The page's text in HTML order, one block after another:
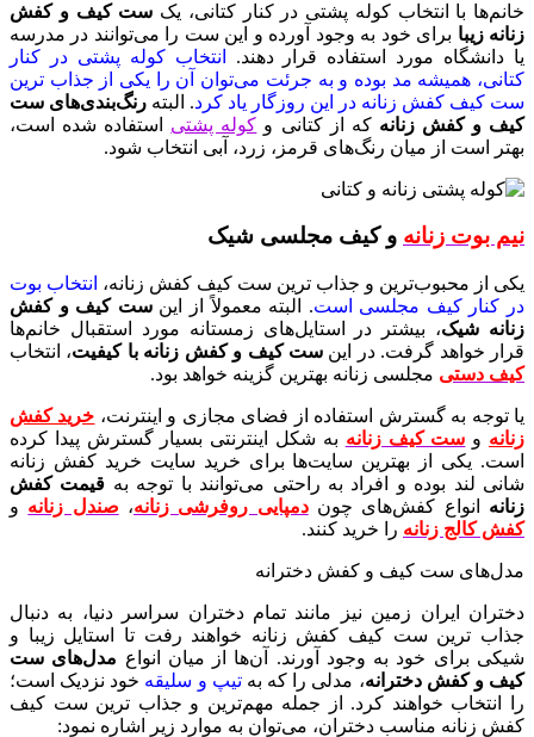
خانم‌ها با انتخاب کوله پشتی در کنار کتانی، یک ست کیف و کفش
زنانه زیبابرای خود به وجود آورده و این ست را می‌توانند در مدرسه
یا دانشگاه مورد استفاده قرار دهند.
انتخاب کوله پشتی در کنار
کتانی، همیشه مد بوده و به جرئت می‌توان آن را یکی از جذاب‌ ترین
ست کیف کفش زنانه در این روزگار یاد کرد. البته رنگ‌بندی‌های ست
کیف و کفش زنانهکه از کتانی و کوله پشتیاستفاده شده است،
بهتر است از میان رنگ‌های قرمز، زرد، آبی انتخاب شود.
نیم بوت زنانهو کیف مجلسی شیک
یکی از محبوب‌ترین و جذاب‌ ترین ست کیف کفش زنانه، انتخاب بوت
در کنار کیف مجلسی است. البته معمولاً از این ست کیف و کفش
زنانه شیک، بیشتر در استایل‌های زمستانه مورد استقبال خانم‌ها
قرار خواهد گرفت. در این ست کیف و کفش زنانه با کیفیت، انتخاب
کیف دستیمجلسی زنانه بهترین گزینه خواهد بود.
یا توجه به گسترش استفاده از فضای مجازی و اینترنت، خرید کفش
زنانهو ست کیف زنانهبه شکل اینترنتی بسیار گسترش پیدا کرده
است. یکی از بهترین سایت‌ها برای خرید سایت خرید کفش زنانه
شانی لند بوده و افراد به راحتی می‌توانند با توجه به قیمت کفش
زنانهانواع کفش‌های چون دمپایی روفرشی زنانه، صندل زنانهو
کفش کالج زنانهرا خرید کنند.
مدل‌های ست کیف و کفش دخترانه
دختران ایران زمین نیز مانند تمام دختران سراسر دنیا، به دنبال
جذاب‌ ترین ست کیف کفش زنانه خواهند رفت تا استایل زیبا و
شیکی برای خود به وجود آورند. آن‌ها از میان انواع مدل‌های ست
کیف و کفش دخترانه، مدلی را که به تیپ و سلیقهخود نزدیک است؛
را انتخاب خواهند کرد. از جمله مهم‌ترین و جذاب‌ ترین ست کیف
کفش زنانه مناسب دختران، می‌توان به موارد زیر اشاره نمود: